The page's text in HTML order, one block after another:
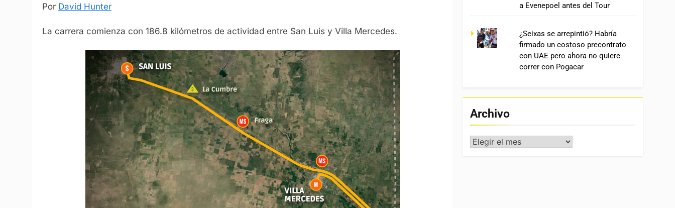
Por David Hunter
La carrera comienza con 186.8 kilómetros de actividad entre San Luis y Villa Mercedes.
a Evenepoel antes del Tour
¿Seixas se arrepintió? Habría
firmado un costoso precontrato
con UAE pero ahora no quiere
correr con Pogacar
Archivo
Archivo